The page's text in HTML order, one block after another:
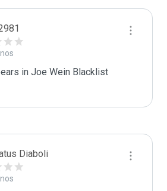
in Joe Wein Blacklist
Diaboli